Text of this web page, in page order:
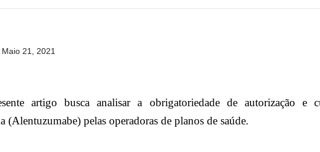
Maio 21, 2021
artigo busca analisar a obrigatoriedade de autorização e
(Alentuzumabe) pelas operadoras de planos de saúde.